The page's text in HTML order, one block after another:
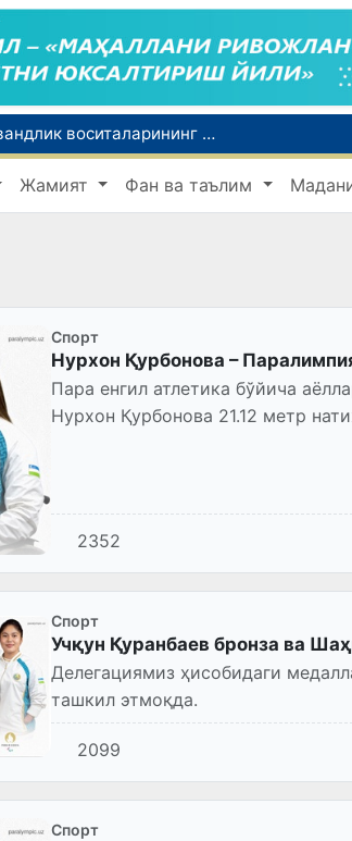
Тошкентда 4 килограммдан ортиқ гиёҳвандлик воситаларининг «закладка» усулида тарқатилишига чек қўйилди
Ўқишини кўчириш бўйича рад этилган аризаларни 10 августга қадар таҳрирлаш мумкин
I ва II гуруҳ ногиронлиги бўлган фуқароларга пенсия проактив тарзда тайинланади
Жамият Фан ва таълим
Спорт
Нурхон Қурбонова –
Пара енгил атлетика бўйича
Нурхон Қурбонова 21.12 метр
2352
Спорт
Учқун Қуранбаев бронза ва
Делегациямиз ҳисобидаги
ташкил этмоқда.
2099
Спорт